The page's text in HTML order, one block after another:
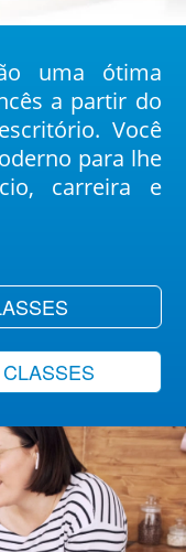
uma ótima
a partir do
Você
para lhe
carreira e